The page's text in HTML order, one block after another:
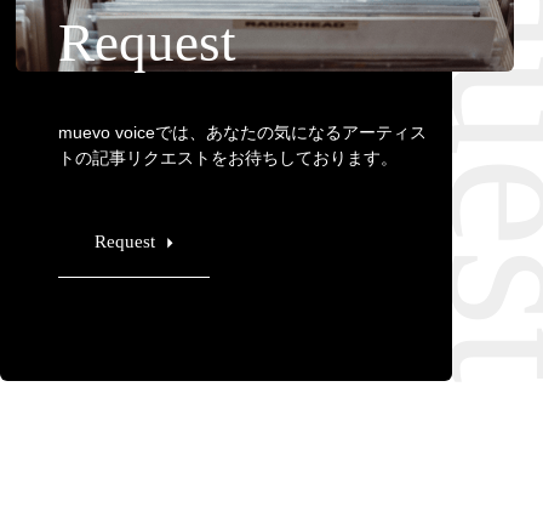
Request
muevo voiceでは、あなたの気になるアーティス
トの記事リクエストをお待ちしております。
Request